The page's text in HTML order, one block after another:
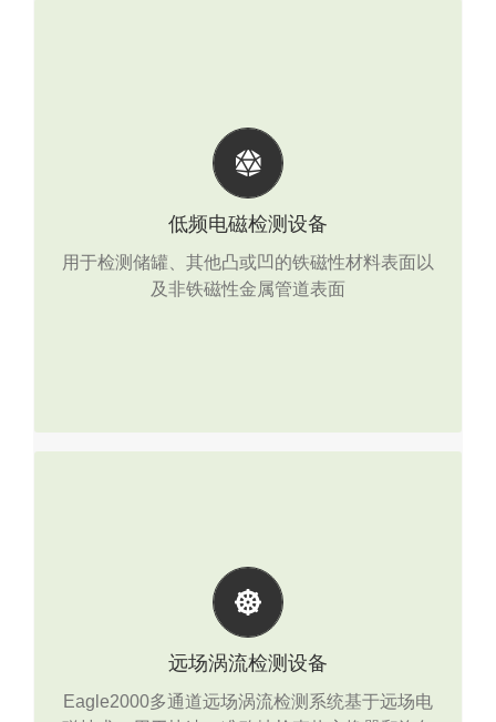
低频电磁检测设备
用于检测储罐、其他凸或凹的铁磁性材料表面以
及非铁磁性金属管道表面
Prodigy 8检测系统
PS-2000 管道检测系统
Line CAT管道检测系统
远场涡流检测设备
Eagle2000多通道远场涡流检测系统基于远场电
远场涡流检测设备
Eagle2000可以检测并进行量化的缺陷有：折流
板弓形缺口和微动磨损，腐蚀，坑，吹灰器减
薄，烟道气体侵蚀和气体撞击等。